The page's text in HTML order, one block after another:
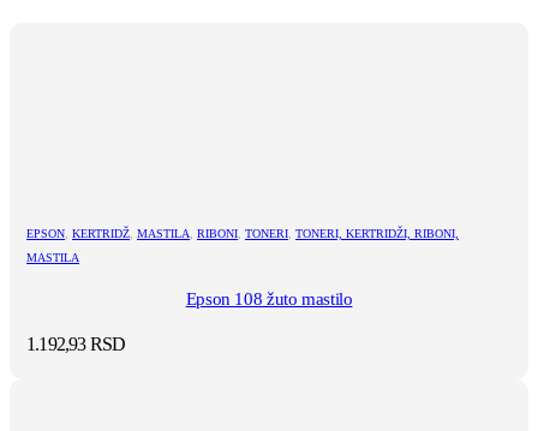
EPSON, KERTRIDŽ, MASTILA, RIBONI, TONERI, TONERI, KERTRIDŽI, RIBONI,
MASTILA
Epson 108 žuto mastilo
1.192,93RSD